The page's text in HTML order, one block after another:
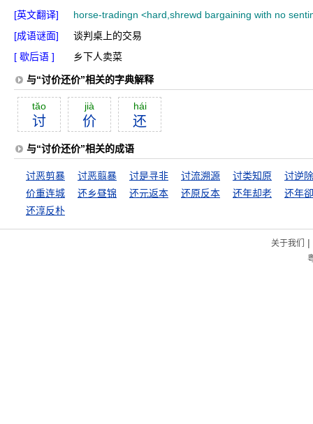
[英文翻译]
horse-tradingn <hard,shrewd bargaining with no
[成语谜面]
谈判桌上的交易
[ 歇后语 ]
乡下人卖菜
与“讨价还价”相关的字典解释
tăo
讨
jià
价
hái
还
与“讨价还价”相关的成语
讨恶剪暴 讨恶翦暴 讨是寻非 讨流溯源 讨类知原
讨逆
价重连城
还乡昼锦 还元返本 还原反本 还年却老
还年
还淳反朴
关于我们 |